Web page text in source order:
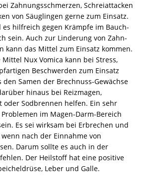
Zahnungsschmerzen, Schreiattacken
von Säuglingen gerne zum Einsatz.
es hilfreich gegen Krämpfe im Bauch-
sein. Auch zur Linderung von Zahn-
kann das Mittel zum Einsatz kommen.
Nux Vomica kann bei Stress,
Beschwerden zum Einsatz
den Samen der Brechnuss-Gewächse
hinaus bei Reizmagen,
oder Sodbrennen helfen. Ein sehr
im Magen-Darm-Bereich
Es sei wirksam bei Erbrechen und
nach der Einnahme von
Darum sollte es auch in der
Der Heilstoff hat eine positive
Leber und Galle.